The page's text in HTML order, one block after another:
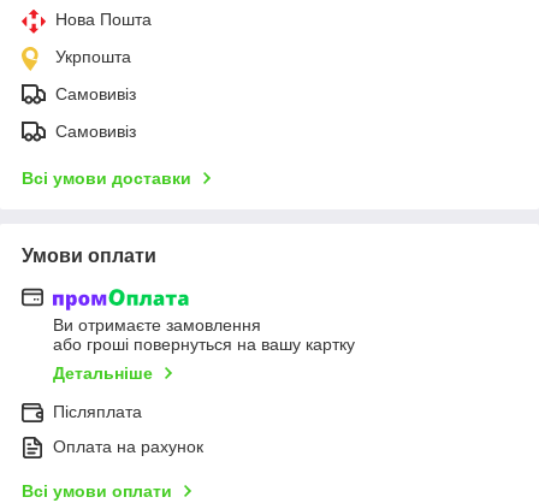
Нова Пошта
Укрпошта
Самовивіз
Самовивіз
Всі умови доставки
Умови оплати
Ви отримаєте замовлення
або гроші повернуться на вашу картку
Детальніше
Післяплата
Оплата на рахунок
Всі умови оплати